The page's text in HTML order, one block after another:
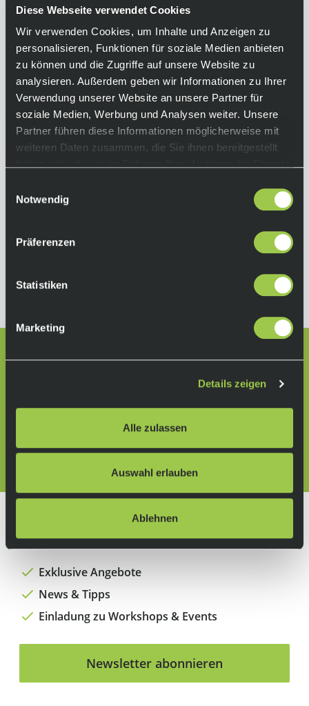
Diese Webseite verwendet Cookies
Wir verwenden Cookies, um Inhalte und Anzeigen zu
personalisieren, Funktionen für soziale Medien anbieten
zu können und die Zugriffe auf unsere Website zu
analysieren. Außerdem geben wir Informationen zu Ihrer
Verwendung unserer Website an unsere Partner für
soziale Medien, Werbung und Analysen weiter. Unsere
Partner führen diese Informationen möglicherweise mit
weiteren Daten zusammen, die Sie ihnen bereitgestellt
Notwendig
Präferenzen
Statistiken
Marketing
Details zeigen
Alle zulassen
Auswahl erlauben
Ablehnen
Wahoo Elemnt Ace GPS Computer inkl.
Halterung
459,90 €
Art.-Nr.: 118278
+49 511 67998300
Anfahrt (Karte öffnen)
JETZT FÜR DEN NEWSLETTER
ANMELDEN!
Exklusive Angebote
News & Tipps
Einladung zu Workshops & Events
Newsletter abonnieren